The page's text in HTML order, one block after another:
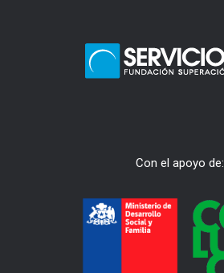
Con el apoyo de: